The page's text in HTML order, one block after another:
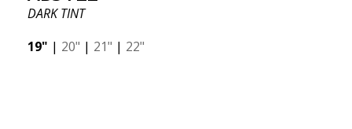
DARK TINT
19" | 20" | 21" | 22"